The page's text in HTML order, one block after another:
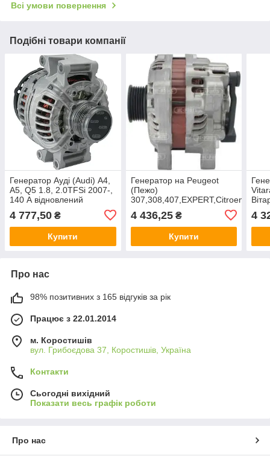
Всі умови повернення
Подібні товари компанії
Генератор Ауді (Audi) A4,
A5, Q5 1.8, 2.0TFSi 2007-,
140 А відновлений
4 777,50 ₴
Купити
Генератор на Peugeot
(Пежо)
1.4,1.8,2.0 120А
відновлений
4 436,25₴
Купити
4
Про нас
98% позитивних з 165 відгуків за рік
Працює з 22.01.2014
м. Коростишів
вул. Грибоєдова 37, Коростишів, Україна
Контакти
Сьогодні вихідний
Показати весь графік роботи
Про нас